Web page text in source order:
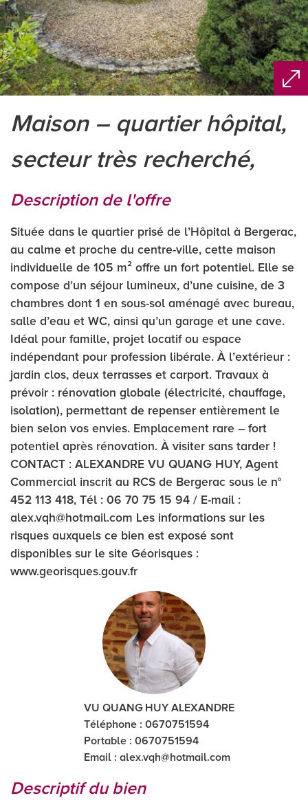
maison – quartier hôpital,
secteur très recherché,
description de l'offre
Située dans le quartier prisé de l’Hôpital à Bergerac,
au calme et proche du centre-ville, cette maison
individuelle de 105 m² offre un fort potentiel. Elle se
compose d’un séjour lumineux, d’une cuisine, de 3
chambres dont 1 en sous-sol aménagé avec bureau,
salle d’eau et WC, ainsi qu’un garage et une cave.
Idéal pour famille, projet locatif ou espace
indépendant pour profession libérale. À l’extérieur :
jardin clos, deux terrasses et carport. Travaux à
prévoir : rénovation globale (électricité, chauffage,
isolation), permettant de repenser entièrement le
bien selon vos envies. Emplacement rare – fort
potentiel après rénovation. À visiter sans tarder !
CONTACT : ALEXANDRE VU QUANG HUY, Agent
Commercial inscrit au RCS de Bergerac sous le n°
452 113 418, Tél : 06 70 75 15 94 / E-mail :
alex.vqh@hotmail.com Les informations sur les
risques auxquels ce bien est exposé sont
disponibles sur le site Géorisques :
www.georisques.gouv.fr
VU QUANG HUY ALEXANDRE
Téléphone : 0670751594
Portable : 0670751594
Email : alex.vqh@hotmail.com
descriptif du bien